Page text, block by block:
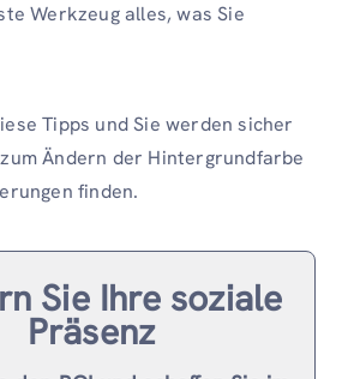
Werkzeug alles, was Sie
Tipps und Sie werden sicher
Ändern der Hintergrundfarbe
finden.
Sie Ihre soziale
Präsenz